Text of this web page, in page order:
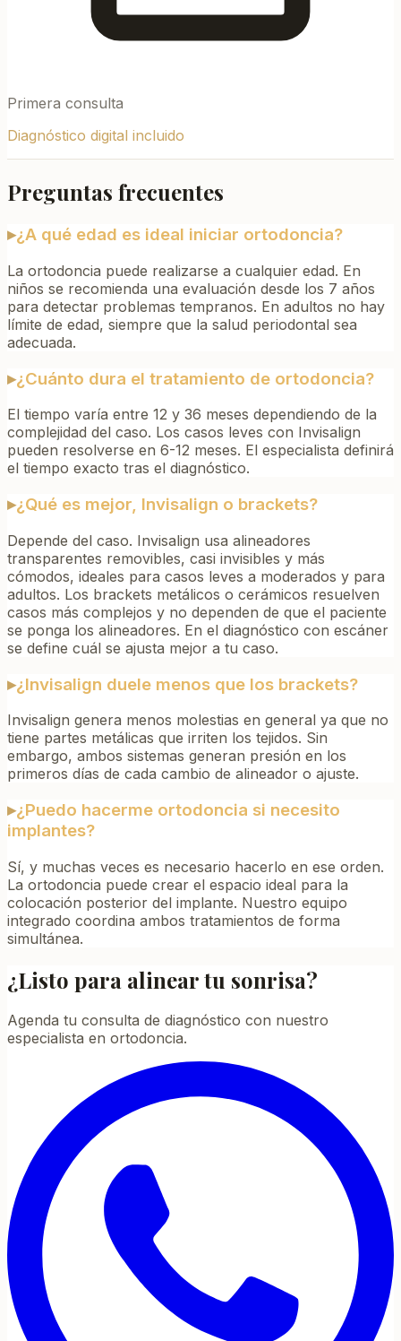
Primera consulta
Diagnóstico digital incluido
Preguntas frecuentes
▸¿A qué edad es ideal iniciar ortodoncia?
La ortodoncia puede realizarse a cualquier edad. En
niños se recomienda una evaluación desde los 7 años
para detectar problemas tempranos. En adultos no hay
límite de edad, siempre que la salud periodontal sea
adecuada.
▸¿Cuánto dura el tratamiento de ortodoncia?
El tiempo varía entre 12 y 36 meses dependiendo de la
complejidad del caso. Los casos leves con Invisalign
pueden resolverse en 6-12 meses. El especialista definirá
el tiempo exacto tras el diagnóstico.
▸¿Qué es mejor, Invisalign o brackets?
Depende del caso. Invisalign usa alineadores
transparentes removibles, casi invisibles y más
cómodos, ideales para casos leves a moderados y para
adultos. Los brackets metálicos o cerámicos resuelven
casos más complejos y no dependen de que el paciente
se ponga los alineadores. En el diagnóstico con escáner
se define cuál se ajusta mejor a tu caso.
▸¿Invisalign duele menos que los brackets?
Invisalign genera menos molestias en general ya que no
tiene partes metálicas que irriten los tejidos. Sin
embargo, ambos sistemas generan presión en los
primeros días de cada cambio de alineador o ajuste.
▸¿Puedo hacerme ortodoncia si necesito
implantes?
Sí, y muchas veces es necesario hacerlo en ese orden.
La ortodoncia puede crear el espacio ideal para la
colocación posterior del implante. Nuestro equipo
integrado coordina ambos tratamientos de forma
simultánea.
¿Listo para alinear tu sonrisa?
Agenda tu consulta de diagnóstico con nuestro
especialista en ortodoncia.